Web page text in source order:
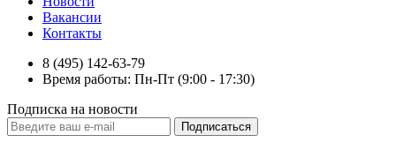
Вакансии
Контакты
8 (495) 142-63-79
Время работы: Пн-Пт (9:00 - 17:30)
Подписка на новости
Подписаться